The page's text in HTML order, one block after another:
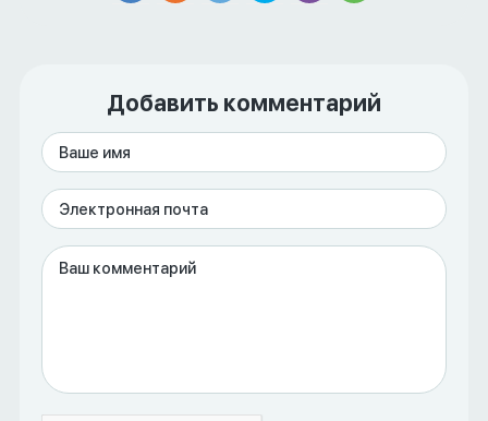
Добавить комментарий